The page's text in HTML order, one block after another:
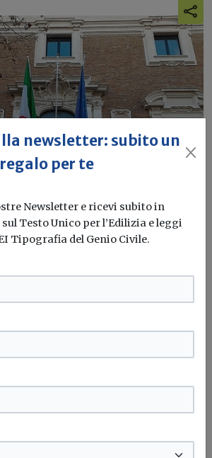
Equo compenso e
Ingegneri e Geologi a
News
il Ministero delle Infrastrutture e dei
newsletter: subito un
regalo per te
Newsletter e ricevi subito in
Testo Unico per l’Edilizia e leggi
Tipografia del Genio Civile.